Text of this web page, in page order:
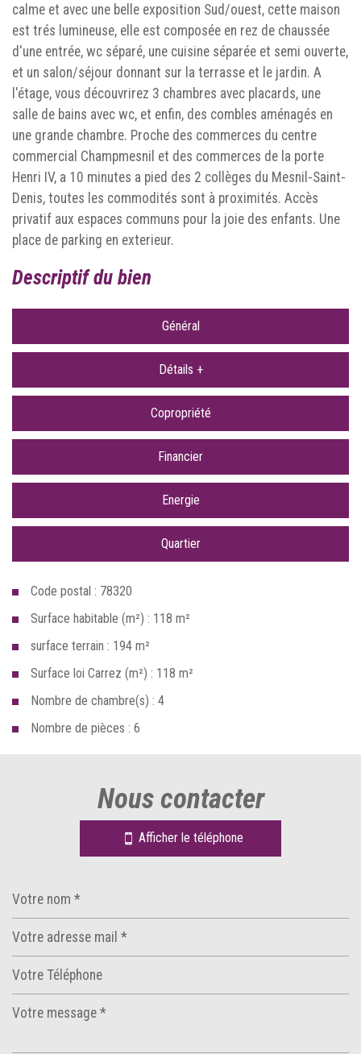
calme et avec une belle exposition Sud/ouest, cette maison
est trés lumineuse, elle est composée en rez de chaussée
d'une entrée, wc séparé, une cuisine séparée et semi ouverte,
et un salon/séjour donnant sur la terrasse et le jardin. A
l'étage, vous découvrirez 3 chambres avec placards, une
salle de bains avec wc, et enfin, des combles aménagés en
une grande chambre. Proche des commerces du centre
commercial Champmesnil et des commerces de la porte
Henri IV, a 10 minutes a pied des 2 collèges du Mesnil-Saint-
Denis, toutes les commodités sont à proximités. Accès
privatif aux espaces communs pour la joie des enfants. Une
place de parking en exterieur.
descriptif du bien
Général
Détails +
Copropriété
Financier
Energie
Quartier
Code postal : 78320
Surface habitable (m²) : 118 m²
surface terrain : 194 m²
Surface loi Carrez (m²) : 118 m²
Nombre de chambre(s) : 4
Nombre de pièces : 6
nous contacter
Afficher le téléphone